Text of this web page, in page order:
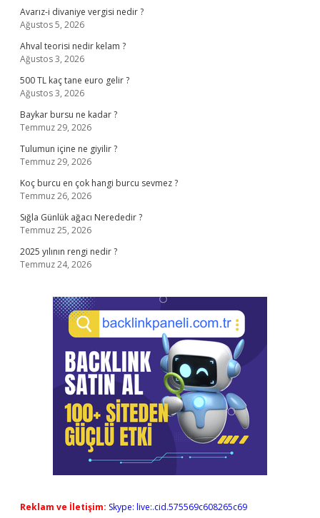
Avarız-i divaniye vergisi nedir ?
Ağustos 5, 2026
Ahval teorisi nedir kelam ?
Ağustos 3, 2026
500 TL kaç tane euro gelir ?
Ağustos 3, 2026
Baykar bursu ne kadar ?
Temmuz 29, 2026
Tulumun içine ne giyilir ?
Temmuz 29, 2026
Koç burcu en çok hangi burcu sevmez ?
Temmuz 26, 2026
Sığla Günlük ağacı Nerededir ?
Temmuz 25, 2026
2025 yılının rengi nedir ?
Temmuz 24, 2026
Reklam ve İletişim: Skype: live:.cid.575569c608265c69